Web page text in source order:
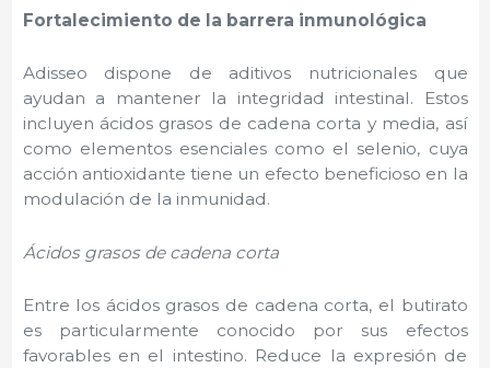
Fortalecimiento de la barrera inmunológica
Adisseo dispone de aditivos nutricionales que
ayudan a mantener la integridad intestinal. Estos
incluyen ácidos grasos de cadena corta y media, así
como elementos esenciales como el selenio, cuya
acción antioxidante tiene un efecto beneficioso en la
modulación de la inmunidad.
Ácidos grasos de cadena corta
Entre los ácidos grasos de cadena corta, el butirato
es particularmente conocido por sus efectos
favorables en el intestino. Reduce la expresión de